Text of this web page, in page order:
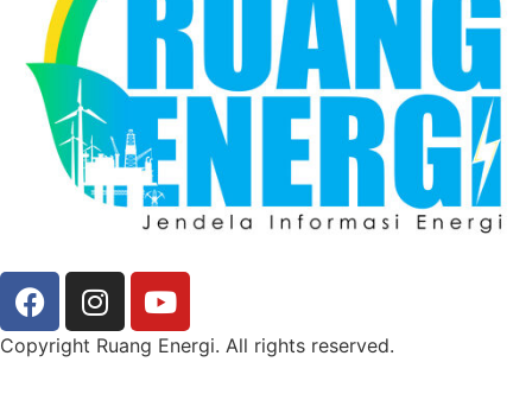
Copyright Ruang Energi. All rights reserved.